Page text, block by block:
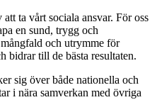
ta vårt sociala ansvar. För oss
en sund, trygg och
och utrymme för
bidrar till de bästa resultaten.
sig över både nationella och
i nära samverkan med övriga